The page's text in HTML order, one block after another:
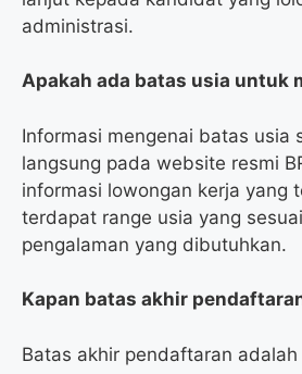
administrasi.
Apakah ada batas usia untuk
Informasi mengenai batas usia
langsung pada website resmi
informasi lowongan kerja yang
terdapat range usia yang
pengalaman yang dibutuhkan.
Kapan batas akhir
Batas akhir pendaftaran